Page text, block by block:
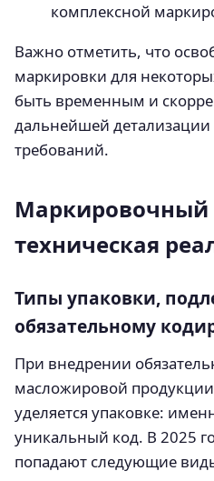
комплексной
Важно отметить, что
маркировки для
быть временным и
дальнейшей
требований.
Маркировочный
техническая
Типы упаковки,
обязательному
При внедрении
масложировой
уделяется упаковке:
уникальный код. В 2025
попадают следующие